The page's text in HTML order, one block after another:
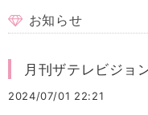
お知らせ
月刊ザテレビジ
2024/07/01 22:21